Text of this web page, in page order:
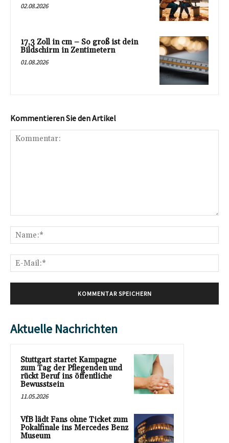
02.08.2026
17,3 Zoll in cm – So groß ist dein
Bildschirm in Zentimetern
01.08.2026
Kommentieren Sie den Artikel
Aktuelle Nachrichten
Stuttgart startet Kampagne
zum Tag der Pflegenden und
rückt Beruf ins öffentliche
Bewusstsein
11.05.2026
VfB lädt Fans ohne Ticket zum
Pokalfinale ins Mercedes Benz
Museum